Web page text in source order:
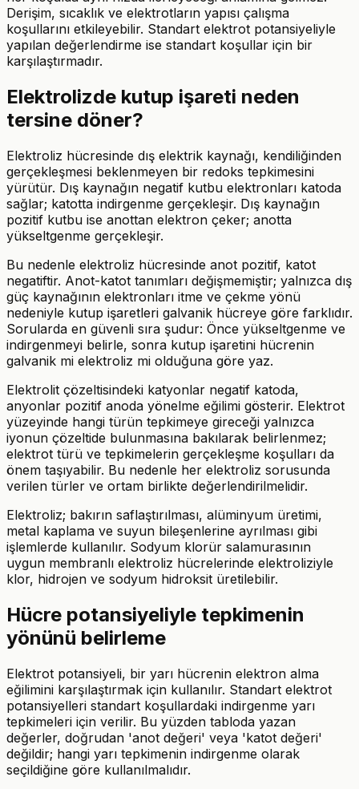
Derişim, sıcaklık ve elektrotların yapısı çalışma
koşullarını etkileyebilir. Standart elektrot potansiyeliyle
yapılan değerlendirme ise standart koşullar için bir
karşılaştırmadır.
Elektrolizde kutup işareti neden
tersine döner?
Elektroliz hücresinde dış elektrik kaynağı, kendiliğinden
gerçekleşmesi beklenmeyen bir redoks tepkimesini
yürütür. Dış kaynağın negatif kutbu elektronları katoda
sağlar; katotta indirgenme gerçekleşir. Dış kaynağın
pozitif kutbu ise anottan elektron çeker; anotta
yükseltgenme gerçekleşir.
Bu nedenle elektroliz hücresinde anot pozitif, katot
negatiftir. Anot-katot tanımları değişmemiştir; yalnızca dış
güç kaynağının elektronları itme ve çekme yönü
nedeniyle kutup işaretleri galvanik hücreye göre farklıdır.
Sorularda en güvenli sıra şudur: Önce yükseltgenme ve
indirgenmeyi belirle, sonra kutup işaretini hücrenin
galvanik mi elektroliz mi olduğuna göre yaz.
Elektrolit çözeltisindeki katyonlar negatif katoda,
anyonlar pozitif anoda yönelme eğilimi gösterir. Elektrot
yüzeyinde hangi türün tepkimeye gireceği yalnızca
iyonun çözeltide bulunmasına bakılarak belirlenmez;
elektrot türü ve tepkimelerin gerçekleşme koşulları da
önem taşıyabilir. Bu nedenle her elektroliz sorusunda
verilen türler ve ortam birlikte değerlendirilmelidir.
Elektroliz; bakırın saflaştırılması, alüminyum üretimi,
metal kaplama ve suyun bileşenlerine ayrılması gibi
işlemlerde kullanılır. Sodyum klorür salamurasının
uygun membranlı elektroliz hücrelerinde elektroliziyle
klor, hidrojen ve sodyum hidroksit üretilebilir.
Hücre potansiyeliyle tepkimenin
yönünü belirleme
Elektrot potansiyeli, bir yarı hücrenin elektron alma
eğilimini karşılaştırmak için kullanılır. Standart elektrot
potansiyelleri standart koşullardaki indirgenme yarı
tepkimeleri için verilir. Bu yüzden tabloda yazan
değerler, doğrudan 'anot değeri' veya 'katot değeri'
değildir; hangi yarı tepkimenin indirgenme olarak
seçildiğine göre kullanılmalıdır.